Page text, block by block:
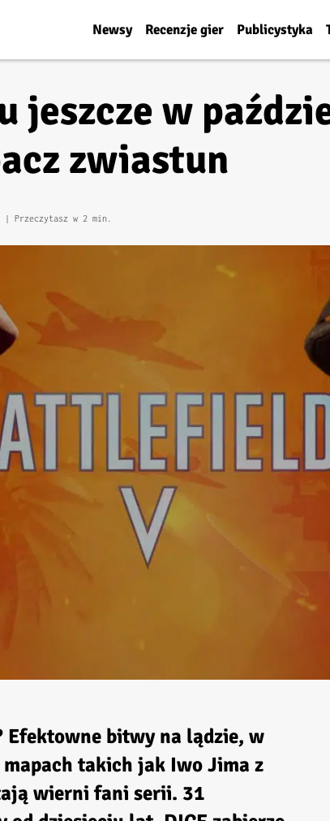
Newsy Recenzje gier Publicystyka
jeszcze w
zwiastun
| Przeczytasz w 2 min.
bitwy na lądzie, w
takich jak Iwo Jima z
wierni fani serii. 31